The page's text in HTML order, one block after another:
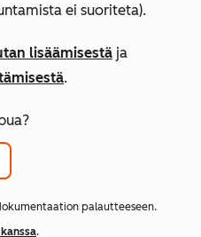
ei suoriteta).
lisäämisestä ja
.
palautteeseen.
.